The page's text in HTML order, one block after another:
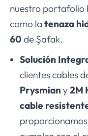
nuestro portafolio
como la tenaza
60de Şafak.
Solución
clientes cables
Prysmiany2M
cable